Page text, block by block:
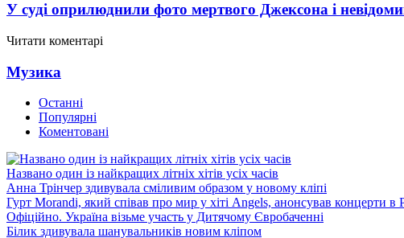
У суді оприлюднили фото мертвого Джексона і
Читати коментарі
Музика
Останні
Популярні
Коментовані
Названо один із найкращих літніх хітів усіх часів
Анна Трінчер здивувала сміливим образом у новому кліпі
Гурт Morandi, який співав про мир у хіті Angels, анонсував концерти в
Офіційно. Україна візьме участь у Дитячому Євробаченні
Білик здивувала шанувальників новим кліпом